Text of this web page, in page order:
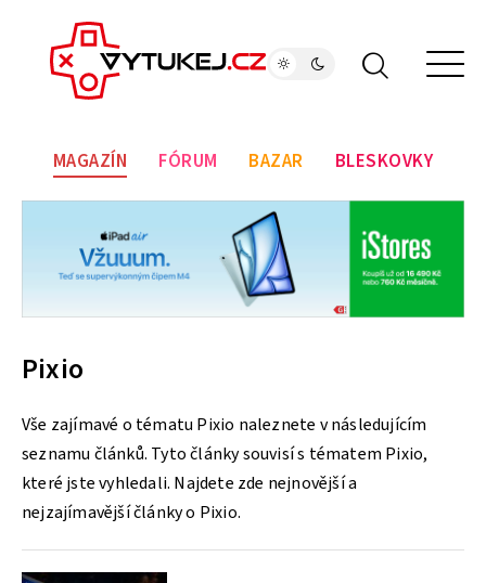
MAGAZÍN FÓRUM BAZAR BLESKOVKY
Pixio
Vše zajímavé o tématu Pixio naleznete v následujícím
seznamu článků. Tyto články souvisí s tématem Pixio,
které jste vyhledali. Najdete zde nejnovější a
nejzajímavější články o Pixio.